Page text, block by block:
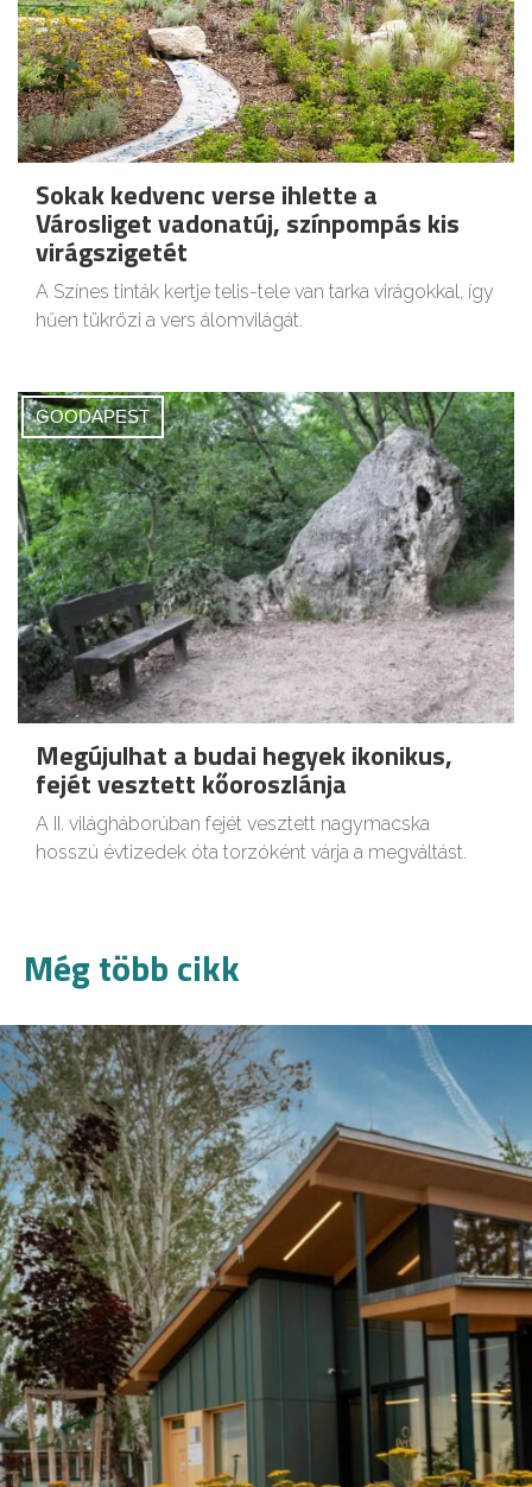
Sokak kedvenc verse ihlette a
Városliget vadonatúj, színpompás kis
virágszigetét
A Színes tinták kertje telis-tele van tarka virágokkal, így
hűen tükrözi a vers álomvilágát.
GOODAPEST
Megújulhat a budai hegyek ikonikus,
fejét vesztett kőoroszlánja
A II. világháborúban fejét vesztett nagymacska
hosszú évtizedek óta torzóként várja a megváltást.
Még több cikk